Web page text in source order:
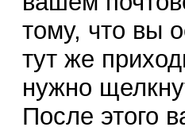
тому, что вы
тут же
нужно
После этого